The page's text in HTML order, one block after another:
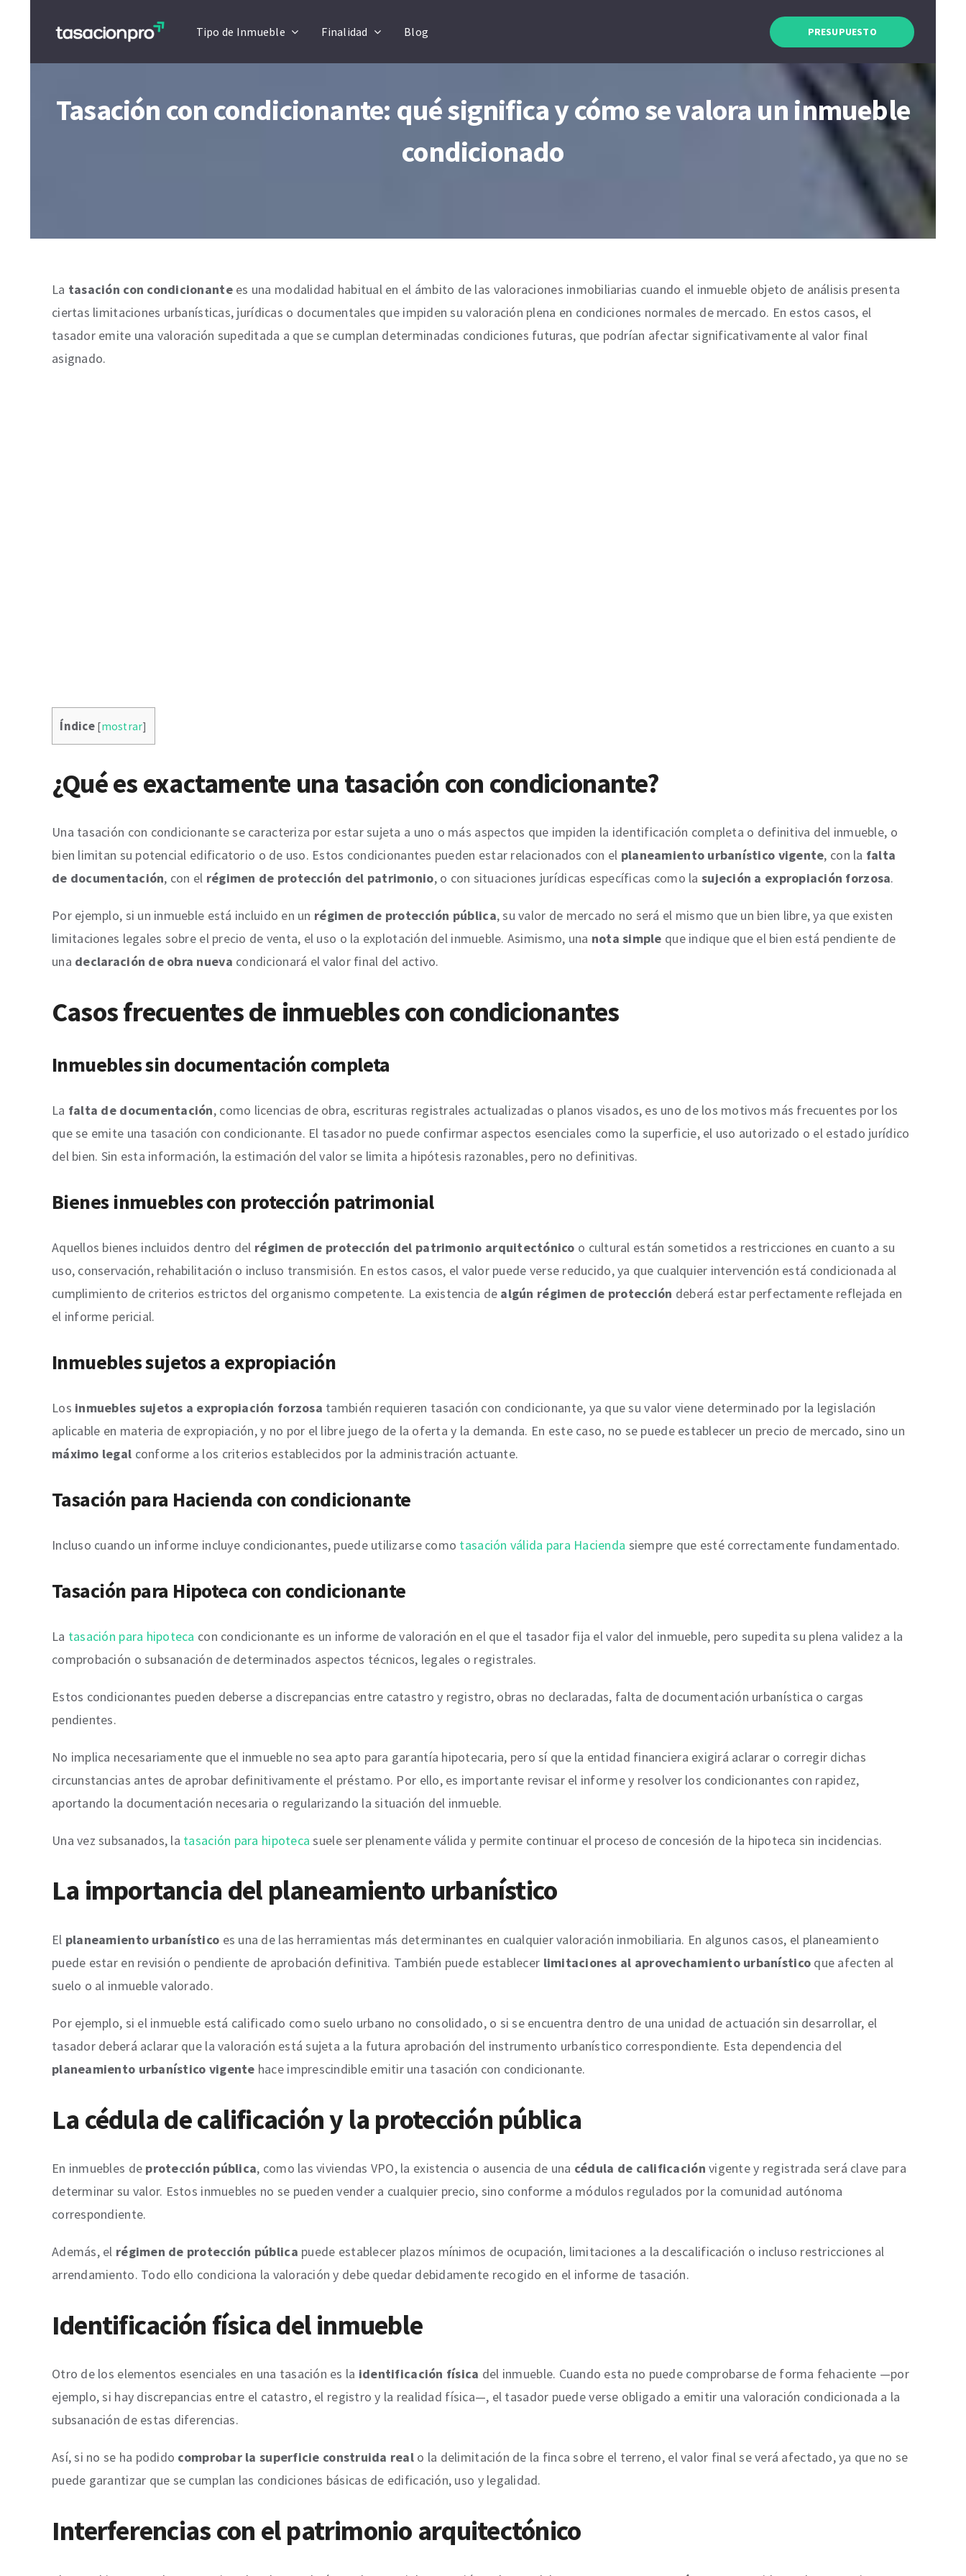
Tipo de Inmueble Finalidad Blog PRESUPUESTO
Tasación con condicionante: qué significa y cómo se valora un inmueble
condicionado
La tasación con condicionantees una modalidad habitual en el ámbito de las valoraciones inmobiliarias cuando el inmueble objeto de análisis presenta
ciertas limitaciones urbanísticas, jurídicas o documentales que impiden su valoración plena en condiciones normales de mercado. En estos casos, el
tasador emite una valoración supeditada a que se cumplan determinadas condiciones futuras, que podrían afectar significativamente al valor final
asignado.
Índice [mostrar]
¿Qué es exactamente una tasación con condicionante?
Una tasación con condicionante se caracteriza por estar sujeta a uno o más aspectos que impiden la identificación completa o definitiva del inmueble, o
bien limitan su potencial edificatorio o de uso. Estos condicionantes pueden estar relacionados con el planeamiento urbanístico vigente, con la falta
de documentación, con el régimen de protección del patrimonio, o con situaciones jurídicas específicas como la sujeción a expropiación forzosa.
Por ejemplo, si un inmueble está incluido en un régimen de protección pública, su valor de mercado no será el mismo que un bien libre, ya que existen
limitaciones legales sobre el precio de venta, el uso o la explotación del inmueble. Asimismo, una nota simple que indique que el bien está pendiente de
una declaración de obra nueva condicionará el valor final del activo.
Casos frecuentes de inmuebles con condicionantes
Inmuebles sin documentación completa
La falta de documentación, como licencias de obra, escrituras registrales actualizadas o planos visados, es uno de los motivos más frecuentes por los
que se emite una tasación con condicionante. El tasador no puede confirmar aspectos esenciales como la superficie, el uso autorizado o el estado jurídico
del bien. Sin esta información, la estimación del valor se limita a hipótesis razonables, pero no definitivas.
Bienes inmuebles con protección patrimonial
Aquellos bienes incluidos dentro del régimen de protección del patrimonio arquitectónico o cultural están sometidos a restricciones en cuanto a su
uso, conservación, rehabilitación o incluso transmisión. En estos casos, el valor puede verse reducido, ya que cualquier intervención está condicionada al
cumplimiento de criterios estrictos del organismo competente. La existencia de algún régimen de protección deberá estar perfectamente reflejada en
el informe pericial.
Inmuebles sujetos a expropiación
Los inmuebles sujetos a expropiación forzosa también requieren tasación con condicionante, ya que su valor viene determinado por la legislación
aplicable en materia de expropiación, y no por el libre juego de la oferta y la demanda. En este caso, no se puede establecer un precio de mercado, sino un
máximo legal conforme a los criterios establecidos por la administración actuante.
Tasación para Hacienda con condicionante
Incluso cuando un informe incluye condicionantes, puede utilizarse como tasación válida para Hacienda siempre que esté correctamente fundamentado.
Tasación para Hipoteca con condicionante
La tasación para hipoteca con condicionante es un informe de valoración en el que el tasador fija el valor del inmueble, pero supedita su plena validez a la
comprobación o subsanación de determinados aspectos técnicos, legales o registrales.
Estos condicionantes pueden deberse a discrepancias entre catastro y registro, obras no declaradas, falta de documentación urbanística o cargas
pendientes.
No implica necesariamente que el inmueble no sea apto para garantía hipotecaria, pero sí que la entidad financiera exigirá aclarar o corregir dichas
circunstancias antes de aprobar definitivamente el préstamo. Por ello, es importante revisar el informe y resolver los condicionantes con rapidez,
aportando la documentación necesaria o regularizando la situación del inmueble.
Una vez subsanados, la tasación para hipoteca suele ser plenamente válida y permite continuar el proceso de concesión de la hipoteca sin incidencias.
La importancia del planeamiento urbanístico
El planeamiento urbanístico es una de las herramientas más determinantes en cualquier valoración inmobiliaria. En algunos casos, el planeamiento
puede estar en revisión o pendiente de aprobación definitiva. También puede establecer limitaciones al aprovechamiento urbanístico que afecten al
suelo o al inmueble valorado.
Por ejemplo, si el inmueble está calificado como suelo urbano no consolidado, o si se encuentra dentro de una unidad de actuación sin desarrollar, el
tasador deberá aclarar que la valoración está sujeta a la futura aprobación del instrumento urbanístico correspondiente. Esta dependencia del
planeamiento urbanístico vigente hace imprescindible emitir una tasación con condicionante.
La cédula de calificación y la protección pública
En inmuebles de protección pública, como las viviendas VPO, la existencia o ausencia de una cédula de calificación vigente y registrada será clave para
determinar su valor. Estos inmuebles no se pueden vender a cualquier precio, sino conforme a módulos regulados por la comunidad autónoma
correspondiente.
Además, el régimen de protección pública puede establecer plazos mínimos de ocupación, limitaciones a la descalificación o incluso restricciones al
arrendamiento. Todo ello condiciona la valoración y debe quedar debidamente recogido en el informe de tasación.
Identificación física del inmueble
Otro de los elementos esenciales en una tasación es la identificación física del inmueble. Cuando esta no puede comprobarse de forma fehaciente —por
ejemplo, si hay discrepancias entre el catastro, el registro y la realidad física—, el tasador puede verse obligado a emitir una valoración condicionada a la
subsanación de estas diferencias.
Así, si no se ha podido comprobar la superficie construida real o la delimitación de la finca sobre el terreno, el valor final se verá afectado, ya que no se
puede garantizar que se cumplan las condiciones básicas de edificación, uso y legalidad.
Interferencias con el patrimonio arquitectónico